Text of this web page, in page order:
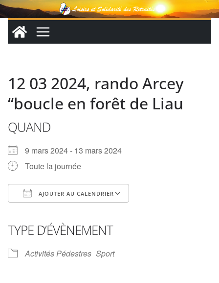
Passer
au
contenu
12 03 2024, rando Arcey
“boucle en forêt de Liau
QUAND
9 mars 2024 - 13 mars 2024
Toute la journée
AJOUTER AU CALENDRIER
TYPE D’ÉVÈNEMENT
Activités Pédestres Sport